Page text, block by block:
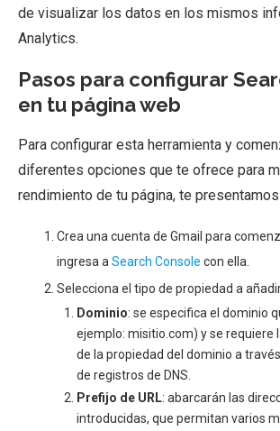
de visualizar los datos en los mismos
Analytics.
Pasos para configurar
en tu página web
Para configurar esta herramienta y
diferentes opciones que te ofrece para
rendimiento de tu página, te
Crea una cuenta de Gmail para
ingresa aSearch Console con ella.
Selecciona el tipo de propiedad a
Dominio: se especifica el dominio
ejemplo: misitio.com) y se requiere
de la propiedad del dominio a
de registros de DNS.
Prefijo de URL: abarcarán las
introducidas, que permitan varios